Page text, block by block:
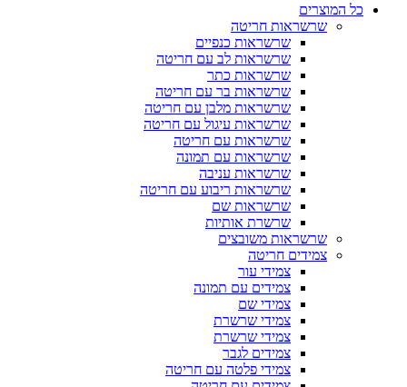
כל המוצרים
שרשראות חריטה
שרשראות כנפיים
שרשראות לב עם חריטה
שרשראות כתר
שרשראות בר עם חריטה
שרשראות מלבן עם חריטה
שרשראות עיגול עם חריטה
שרשראות עם חריטה
שרשראות עם תמונה
שרשראות עניבה
שרשראות ריבוע עם חריטה
שרשראות שם
שרשרת אותיות
שרשראות משובצים
צמידים חריטה
צמידי עור
צמידים עם תמונה
צמידי שם
צמידי שרשרת
צמידי שרשרת
צמידים לגבר
צמידי פלטה עם חריטה